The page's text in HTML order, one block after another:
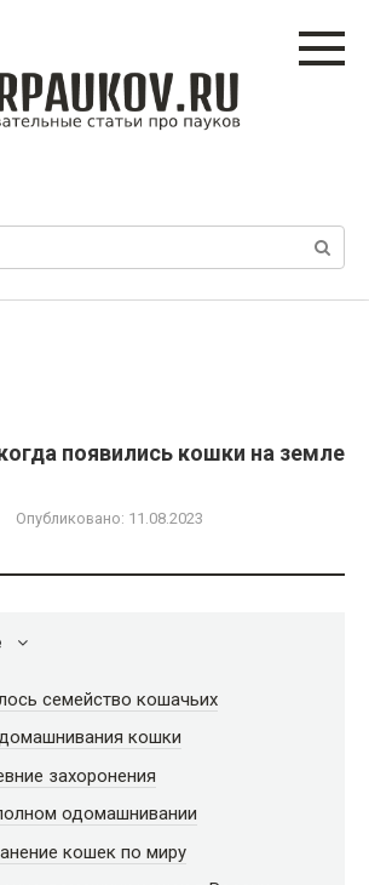
появились кошки на земле
Опубликовано: 11.08.2023
семейство кошачьих
кошки
захоронения
одомашнивании
кошек по миру